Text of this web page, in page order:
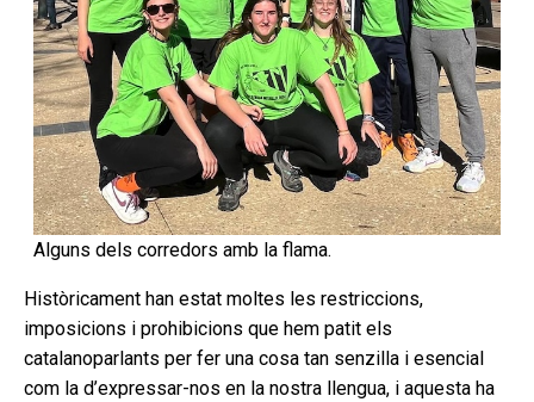
Alguns dels corredors amb la flama.
Històricament han estat moltes les restriccions,
imposicions i prohibicions que hem patit els
catalanoparlants per fer una cosa tan senzilla i esencial
com la d’expressar-nos en la nostra llengua, i aquesta ha